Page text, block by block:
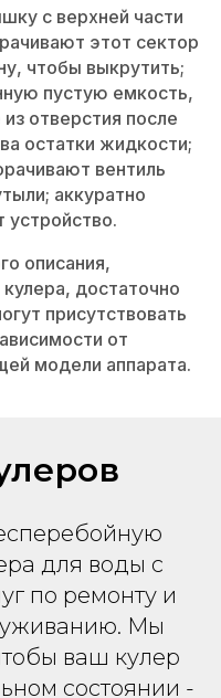
с верхней части
этот сектор
чтобы выкрутить;
пустую емкость,
отверстия после
остатки жидкости;
вентиль
аккуратно
устройство.
описания,
достаточно
присутствовать
от
модели аппарата.
для воды с
по ремонту и
Мы
ваш кулер
состоянии -